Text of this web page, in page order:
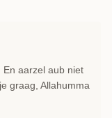
En aarzel aub niet
graag, Allahumma